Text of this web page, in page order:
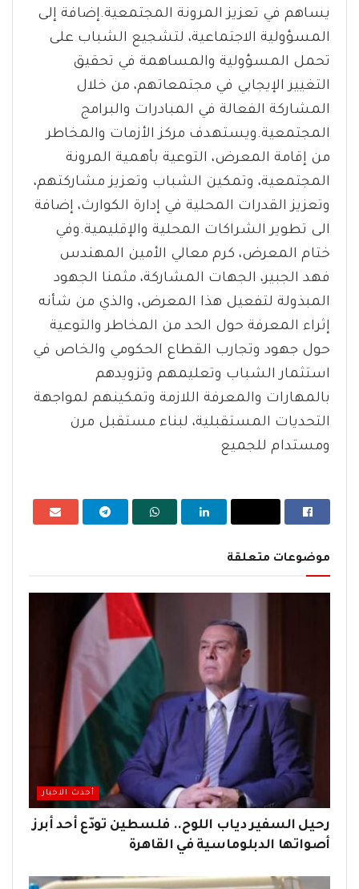
يساهم في تعزيز المرونة المجتمعية.إضافة إلى
المسؤولية الاجتماعية، لتشجيع الشباب على
تحمل المسؤولية والمساهمة في تحقيق
التغيير الإيجابي في مجتمعاتهم، من خلال
المشاركة الفعالة في المبادرات والبرامج
المجتمعية.ويستهدف مركز الأزمات والمخاطر
من إقامة المعرض، التوعية بأهمية المرونة
المجتمعية، وتمكين الشباب وتعزيز مشاركتهم،
وتعزيز القدرات المحلية في إدارة الكوارث، إضافة
الى تطوير الشراكات المحلية والإقليمية.وفي
ختام المعرض، كرم معالي الأمين المهندس
فهد الجبير، الجهات المشاركة، مثمنا الجهود
المبذولة لتفعيل هذا المعرض، والذي من شأنه
إثراء المعرفة حول الحد من المخاطر والتوعية
حول جهود وتجارب القطاع الحكومي والخاص في
استثمار الشباب وتعليمهم وتزويدهم
بالمهارات والمعرفة اللازمة وتمكينهم لمواجهة
التحديات المستقبلية، لبناء مستقبل مرن
ومستدام للجميع
موضوعات متعلقة
أحدث الاخبار
رحيل السفير دياب اللوح.. فلسطين تودّع أحد أبرز
أصواتها الدبلوماسية في القاهرة